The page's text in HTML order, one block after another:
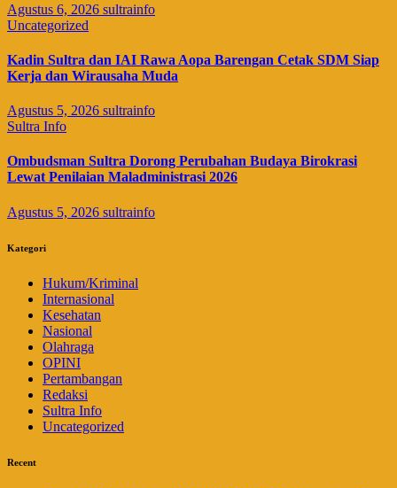
Agustus 6, 2026 sultrainfo
Uncategorized
Kadin Sultra dan IAI Rawa Aopa Barengan Cetak SDM Siap
Kerja dan Wirausaha Muda
Agustus 5, 2026 sultrainfo
Sultra Info
Ombudsman Sultra Dorong Perubahan Budaya Birokrasi
Lewat Penilaian Maladministrasi 2026
Agustus 5, 2026 sultrainfo
Kategori
Hukum/Kriminal
Internasional
Kesehatan
Nasional
Olahraga
OPINI
Pertambangan
Redaksi
Sultra Info
Uncategorized
Recent